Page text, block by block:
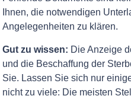
Ihnen, die notwendigen
Angelegenheiten zu klären.
Gut zu wissen: Die Anzeige
und die Beschaffung der
Sie. Lassen Sie sich nur
nicht zu viele: Die meisten